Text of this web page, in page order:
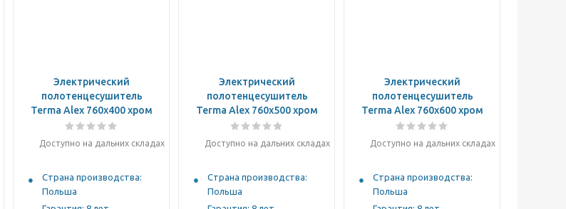
Электрический
полотенцесушитель
Terma Alex 760x400 хром
Доступно на дальних складах
Страна производства:
Польша
Электрический
полотенцесушитель
Terma Alex 760x500 хром
Доступно на дальних складах
Страна производства:
Польша
Электрический
полотенцесушитель
Terma Alex 760x600 хром
Доступно на дальних складах
Страна производства:
Польша